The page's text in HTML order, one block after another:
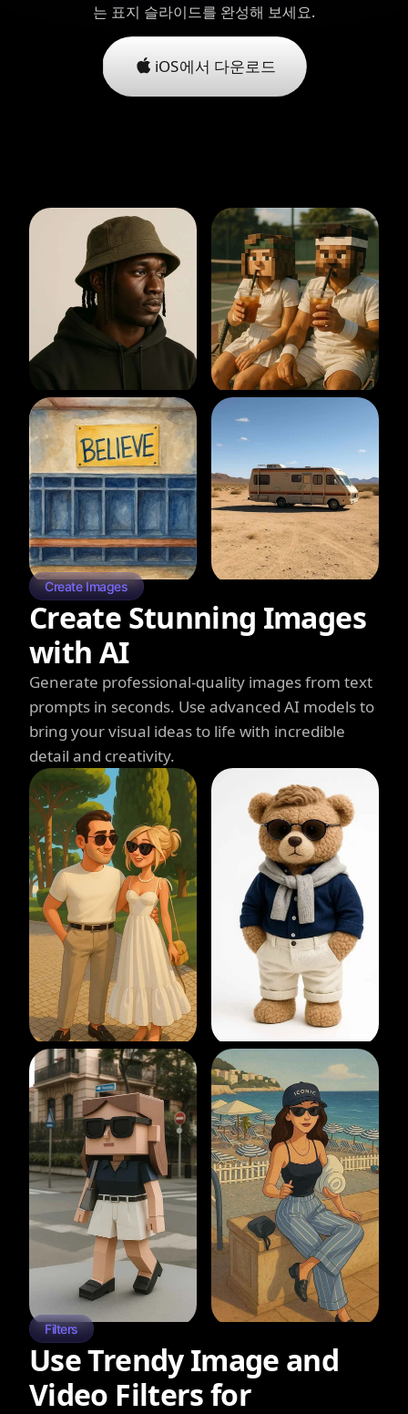
는 표지 슬라이드를 완성해 보세요.
iOS에서 다운로드
Create Images
Create Stunning Images
with AI
Generate professional-quality images from text
prompts in seconds. Use advanced AI models to
bring your visual ideas to life with incredible
detail and creativity.
Filters
Use Trendy Image and
Video Filters for